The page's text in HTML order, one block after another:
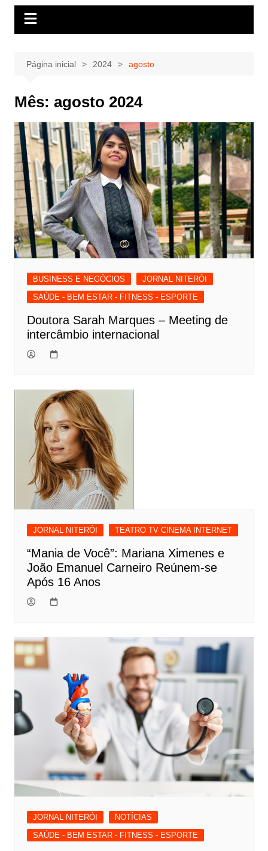
Página inicial 2024 agosto
Mês: agosto 2024
BUSINESS E NEGÓCIOS
JORNAL NITERÓI
SAÚDE - BEM ESTAR - FITNESS - ESPORTE
Doutora Sarah Marques – Meeting de
intercâmbio internacional
JORNAL NITERÓI TEATRO TV CINEMA INTERNET
“Mania de Você”: Mariana Ximenes e
João Emanuel Carneiro Reúnem-se
Após 16 Anos
JORNAL NITERÓI
NOTÍCIAS
SAÚDE - BEM ESTAR - FITNESS - ESPORTE